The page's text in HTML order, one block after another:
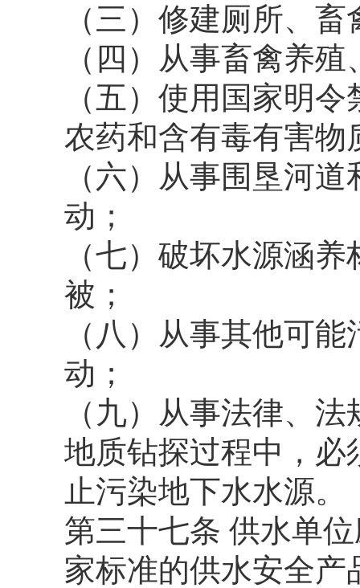
（三）修建厕所、
（四）从事畜禽养
（五）使用国家明
农药和含有毒有害物
（六）从事围垦河
动；
（七）破坏水源涵
被；
（八）从事其他可
动；
（九）从事法律、
地质钻探过程中，必
止污染地下水水源。
第三十七条 供水单
家标准的供水安全